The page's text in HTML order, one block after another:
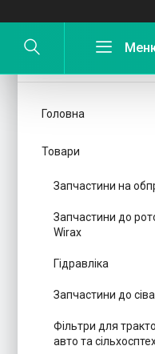
Головна
Товари
Запчастини на
Запчастини до
Wirax
Гідравліка
Запчастини до
Фільтри для
авто та